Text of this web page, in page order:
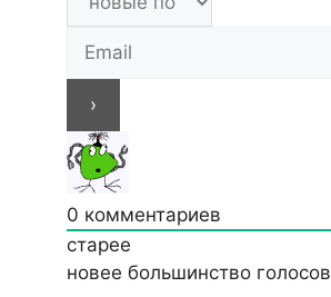
0 комментариев
старее
новее большинство голосов